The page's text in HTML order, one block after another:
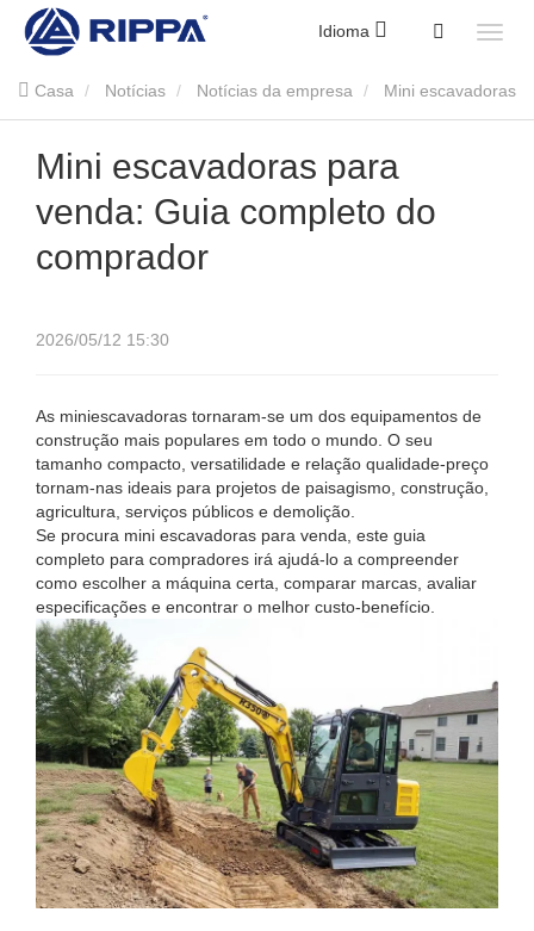
Idioma
Casa Notícias Notícias da empresa
Mini escavadoras para
venda: Guia completo do
comprador
2026/05/12 15:30
As miniescavadoras tornaram-se um dos equipamentos de
construção mais populares em todo o mundo. O seu
tamanho compacto, versatilidade e relação qualidade-preço
tornam-nas ideais para projetos de paisagismo, construção,
agricultura, serviços públicos e demolição.
Se procura mini escavadoras para venda, este guia
completo para compradores irá ajudá-lo a compreender
como escolher a máquina certa, comparar marcas, avaliar
especificações e encontrar o melhor custo-benefício.